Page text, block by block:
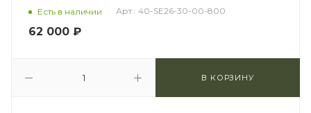
Есть в наличии Арт.: 40-SE26-30-00-800
62 000 ₽
В КОРЗИНУ